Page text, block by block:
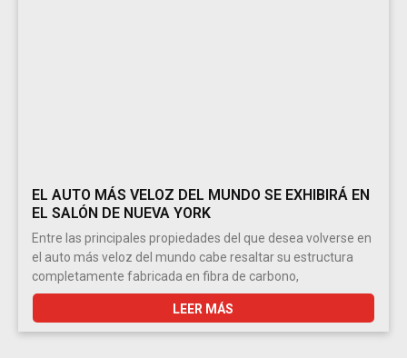
EL AUTO MÁS VELOZ DEL MUNDO SE EXHIBIRÁ EN
EL SALÓN DE NUEVA YORK
Entre las principales propiedades del que desea volverse en
el auto más veloz del mundo cabe resaltar su estructura
completamente fabricada en fibra de carbono,
LEER MÁS